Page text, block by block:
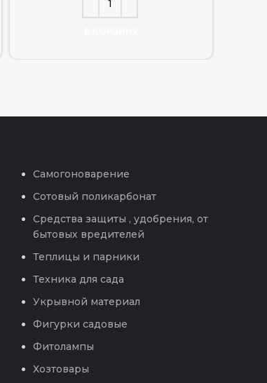
Самогоноварение
Сотовый поликарбонат
Средства защиты , удобрения, от
бытовых вредителей
Теплицы и парники
Техника для сада
Укрывной материал
Фигурки садовые
Фитолампы
Хозтовары